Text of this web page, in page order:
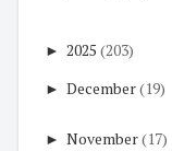
► 2025 (203)
► December(19)
► November(17)